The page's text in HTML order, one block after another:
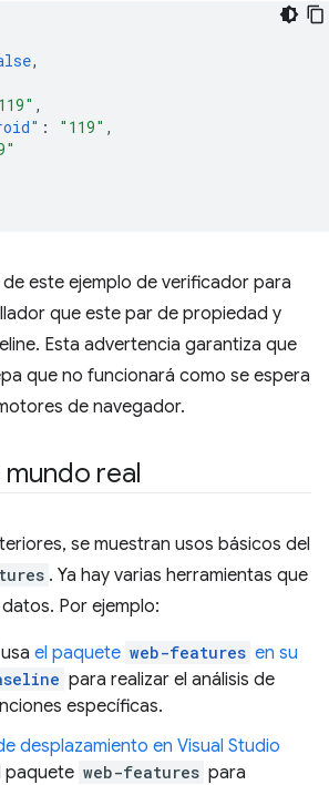
,
,
: "119" ,
este ejemplo de verificador para
que este par de propiedad y
Esta advertencia garantiza que
que no funcionará como se espera
de navegador.
mundo real
se muestran usos básicos del
. Ya hay varias herramientas que
Por ejemplo:
usa el paquete web-features en su
para realizar el análisis de
específicas.
desplazamiento en Visual Studio
paquete web-features para